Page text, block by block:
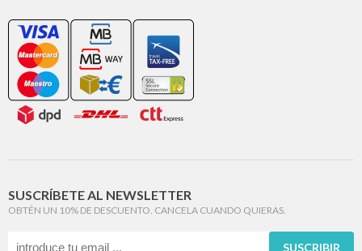
SUSCRÍBETE AL NEWSLETTER
OBTÉN UN 10% DE DESCUENTO. CANCELA CUANDO QUIERAS.
SUSCRIBIR